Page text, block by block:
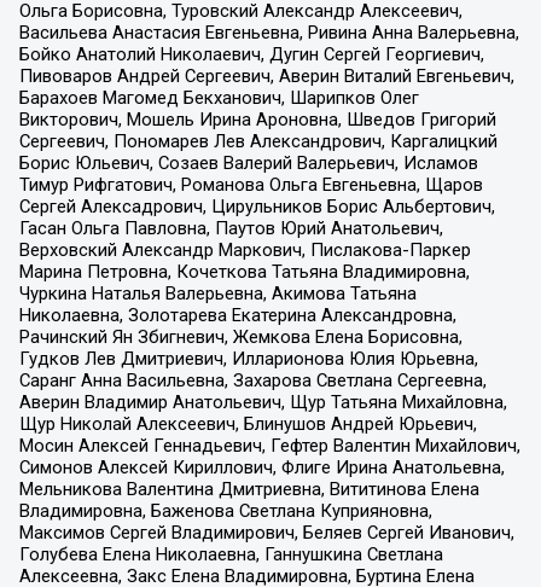
Ольга Борисовна, Туровский Александр Алексеевич,
Васильева Анастасия Евгеньевна, Ривина Анна Валерьевна,
Бойко Анатолий Николаевич, Дугин Сергей Георгиевич,
Пивоваров Андрей Сергеевич, Аверин Виталий Евгеньевич,
Барахоев Магомед Бекханович, Шарипков Олег
Викторович, Мошель Ирина Ароновна, Шведов Григорий
Сергеевич, Пономарев Лев Александрович, Каргалицкий
Борис Юльевич, Созаев Валерий Валерьевич, Исламов
Тимур Рифгатович, Романова Ольга Евгеньевна, Щаров
Сергей Алексадрович, Цирульников Борис Альбертович,
Гасан Ольга Павловна, Паутов Юрий Анатольевич,
Верховский Александр Маркович, Пислакова-Паркер
Марина Петровна, Кочеткова Татьяна Владимировна,
Чуркина Наталья Валерьевна, Акимова Татьяна
Николаевна, Золотарева Екатерина Александровна,
Рачинский Ян Збигневич, Жемкова Елена Борисовна,
Гудков Лев Дмитриевич, Илларионова Юлия Юрьевна,
Саранг Анна Васильевна, Захарова Светлана Сергеевна,
Аверин Владимир Анатольевич, Щур Татьяна Михайловна,
Щур Николай Алексеевич, Блинушов Андрей Юрьевич,
Мосин Алексей Геннадьевич, Гефтер Валентин Михайлович,
Симонов Алексей Кириллович, Флиге Ирина Анатольевна,
Мельникова Валентина Дмитриевна, Вититинова Елена
Владимировна, Баженова Светлана Куприяновна,
Максимов Сергей Владимирович, Беляев Сергей Иванович,
Голубева Елена Николаевна, Ганнушкина Светлана
Алексеевна, Закс Елена Владимировна, Буртина Елена